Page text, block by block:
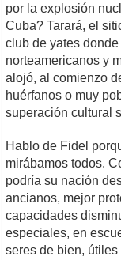
por la explosión
Cuba? Tarará, el
club de yates
norteamericanos y
alojó, al comienzo
huérfanos o muy
superación cultural
Hablo de Fidel
mirábamos todos.
podría su nación
ancianos, mejor
capacidades
especiales, en
seres de bien,